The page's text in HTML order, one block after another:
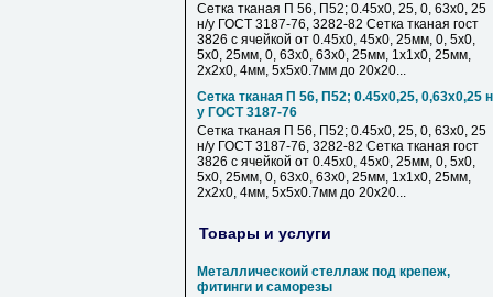
Сетка тканая П 56, П52; 0.45х0, 25, 0, 63х0, 25
н/у ГОСТ 3187-76, 3282-82 Сетка тканая гост
3826 с ячейкой от 0.45х0, 45х0, 25мм, 0, 5х0,
5х0, 25мм, 0, 63х0, 63х0, 25мм, 1х1х0, 25мм,
2х2х0, 4мм, 5х5х0.7мм до 20х20...
Сетка тканая П 56, П52; 0.45х0,25, 0,63х0,25
у ГОСТ 3187-76
Сетка тканая П 56, П52; 0.45х0, 25, 0, 63х0, 25
н/у ГОСТ 3187-76, 3282-82 Сетка тканая гост
3826 с ячейкой от 0.45х0, 45х0, 25мм, 0, 5х0,
5х0, 25мм, 0, 63х0, 63х0, 25мм, 1х1х0, 25мм,
2х2х0, 4мм, 5х5х0.7мм до 20х20...
Товары и услуги
Металлическоий стеллаж под крепеж,
фитинги и саморезы